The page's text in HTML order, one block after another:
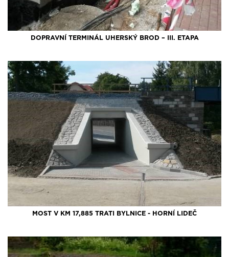
DOPRAVNÍ TERMINÁL UHERSKÝ BROD – III. ETAPA
MOST V KM 17,885 TRATI BYLNICE - HORNÍ LIDEČ